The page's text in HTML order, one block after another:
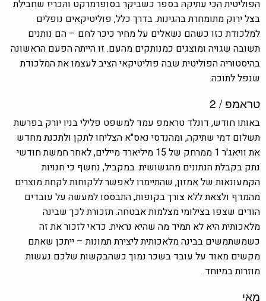
הפוליטית הכי עתיקה בספר כשביקר בסופרמרקט והכריז שחבילת
בצל ירוק מתומחרת בהגינות. בדרך כלל, פוליטיקאים נופלים
למלכודת כזו כשהם נשאלים על מחיר כיכר לחם – הם נותנים
תשובה שגויה ומוצגים כמנותקים מהעם. זו הייתה הפעם הראשונה
בהיסטוריה הפוליטית שבה פוליטיקאי הציב לעצמו את המלכודת
שנפל לתוכה.
טראמפ / 2
באותו חודש, דונלד טראמפ עמד למשפט פלילי בניו יורק בפרשת
תשלום דמי שתיקה, ומהנדסי נאס"א הצליחו לתקן ולתכנת מחדש
את וויאג'ר 1 ממרחק של 15 מיליארד מיילים, לאחר חמשת חודשי
נתק בקבלת הנתונים מהגשושית. במקביל, נחשף כי חנויות
הקמעונאות של אמזון, שהתיימרו לאפשר ללקוחות לקחת מוצרים
מהמדף ולצאת ללא צורך בקופות, התבססו למעשה על עובדים
הודים שצפו בצילומי מצלמות אבטחה. תזכורת לכך שבינה
מלאכותית היא לא תמיד מה שהיא נראית. כדאי לזכור את זה
כשמשתמשים בבינה מלאכותית ליצירת תמונות – ייתכן שאתם
מקשים מאוד על עובד בשכר נמוך כשהבקשות שלכם נעשות
מוזרות במיוחד.
מאי